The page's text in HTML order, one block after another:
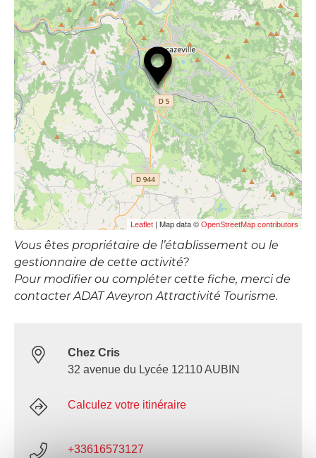
Leaflet | Map data © OpenStreetMap contributors
Vous êtes propriétaire de l’établissement ou le
gestionnaire de cette activité?
Pour modifier ou compléter cette fiche, merci de
contacter ADAT Aveyron Attractivité Tourisme.
Chez Cris
32 avenue du Lycée 12110 AUBIN
Calculez votre itinéraire
+33616573127